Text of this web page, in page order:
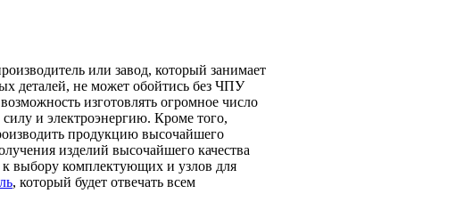
или завод, который занимает
деталей, не может обойтись без ЧПУ
изготовлять огромное число
и электроэнергию. Кроме того,
продукцию высочайшего
изделий высочайшего качества
выбору комплектующих и узлов для
, который будет отвечать всем